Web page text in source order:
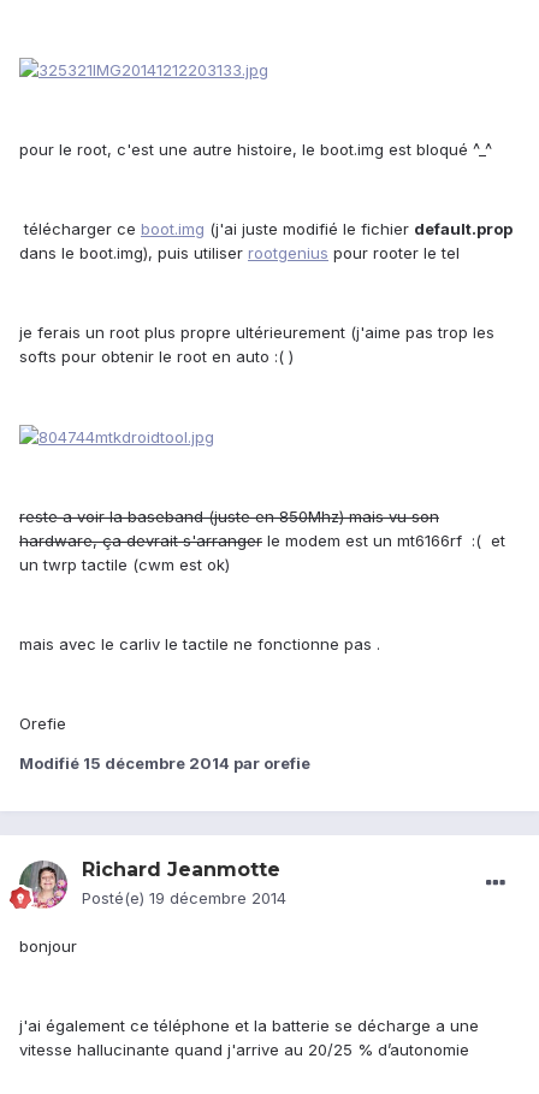
pour le root, c'est une autre histoire, le boot.img est bloqué ^_^
télécharger ce boot.img (j'ai juste modifié le fichier default.prop
dans le boot.img), puis utiliser rootgenius pour rooter le tel
je ferais un root plus propre ultérieurement (j'aime pas trop les
softs pour obtenir le root en auto :( )
reste a voir la baseband (juste en 850Mhz) mais vu son
hardware, ça devrait s'arranger le modem est un mt6166rf :( et
un twrp tactile (cwm est ok)
mais avec le carliv le tactile ne fonctionne pas .
Orefie
Modifié 15 décembre 2014 par orefie
Richard Jeanmotte
Posté(e) 19 décembre 2014
bonjour
j'ai également ce téléphone et la batterie se décharge a une
vitesse hallucinante quand j'arrive au 20/25 % d’autonomie